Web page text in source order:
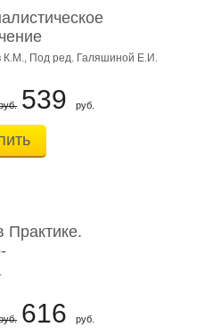
...
К.М., Под ред. Галяшиной Е.И.
539 руб.
Практике.
(пра
616 руб.